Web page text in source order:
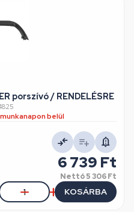
porszívó / RENDELÉSRE
belül
6 739 Ft
Nettó5 306 Ft
KOSÁRBA